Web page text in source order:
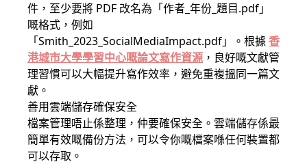
件，至少要將 PDF 改名為「作者_年份_題目.pdf」
嘅格式，例如
「Smith_2023_SocialMediaImpact.pdf」。根據香
港城市大學學習中心嘅論文寫作資源 ，良好嘅文獻管
理習慣可以大幅提升寫作效率，避免重複搵同一篇文
獻。
善用雲端儲存確保安全
檔案管理唔止係整理，仲要確保安全。雲端儲存係最
簡單有效嘅備份方法，可以令你嘅檔案喺任何裝置都
可以存取。